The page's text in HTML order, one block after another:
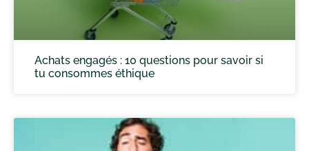
Achats engagés : 10 questions pour savoir si
tu consommes éthique